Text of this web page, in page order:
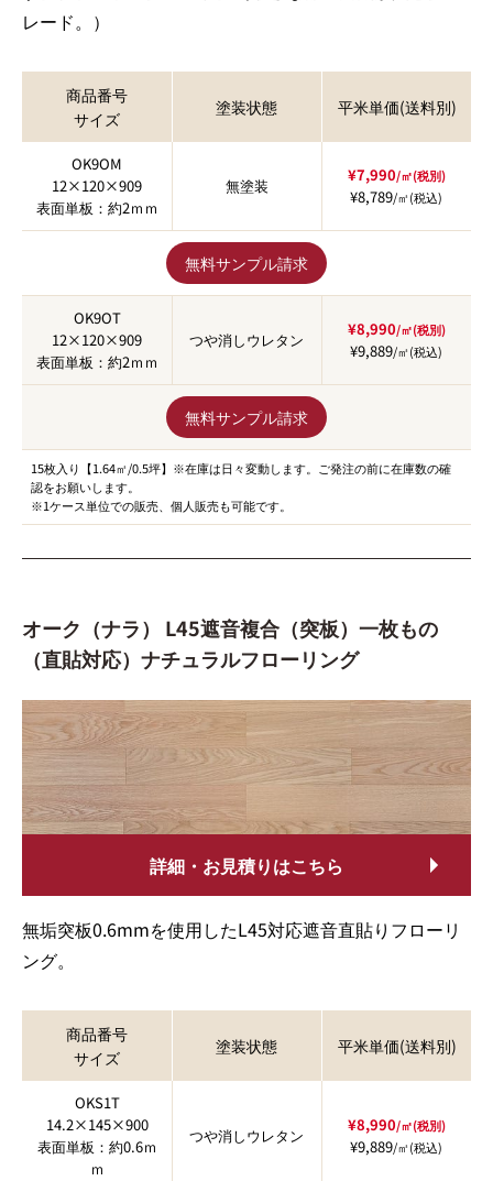
レード。）
商品番号
サイズ
塗装状態 平米単価(送料別)
OK9OM
12×120×909
表面単板：約2ｍｍ
無塗装
¥7,990/㎡(税別)
¥8,789/㎡(税込)
無料サンプル請求
OK9OT
12×120×909
表面単板：約2ｍｍ
つや消しウレタン
¥8,990/㎡(税別)
¥9,889/㎡(税込)
無料サンプル請求
15枚入り【1.64㎡/0.5坪】※在庫は日々変動します。ご発注の前に在庫数の確
認をお願いします。
※1ケース単位での販売、個人販売も可能です。
オーク（ナラ） L45遮音複合（突板）一枚もの
（直貼対応）ナチュラルフローリング
詳細・お見積りはこちら
無垢突板0.6mmを使用したL45対応遮音直貼りフローリ
ング。
商品番号
サイズ
塗装状態 平米単価(送料別)
OKS1T
14.2×145×900
表面単板：約0.6ｍ
ｍ
つや消しウレタン
¥8,990/㎡(税別)
¥9,889/㎡(税込)